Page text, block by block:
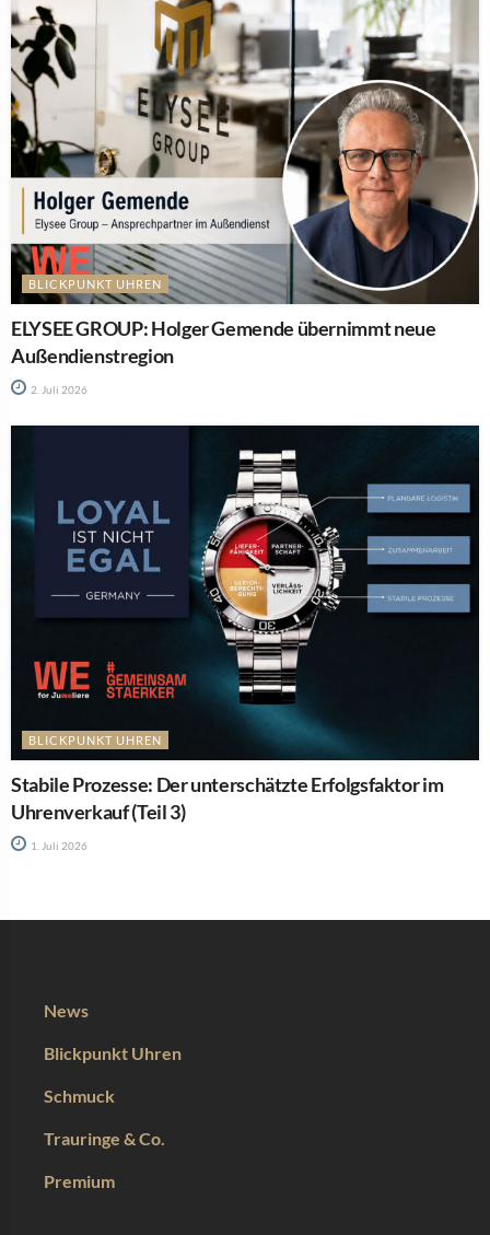
BLICKPUNKT UHREN
ELYSEE GROUP: Holger Gemende übernimmt neue
Außendienstregion
2. Juli 2026
BLICKPUNKT UHREN
Stabile Prozesse: Der unterschätzte Erfolgsfaktor im
Uhrenverkauf (Teil 3)
1. Juli 2026
News
Blickpunkt Uhren
Schmuck
Trauringe & Co.
Premium